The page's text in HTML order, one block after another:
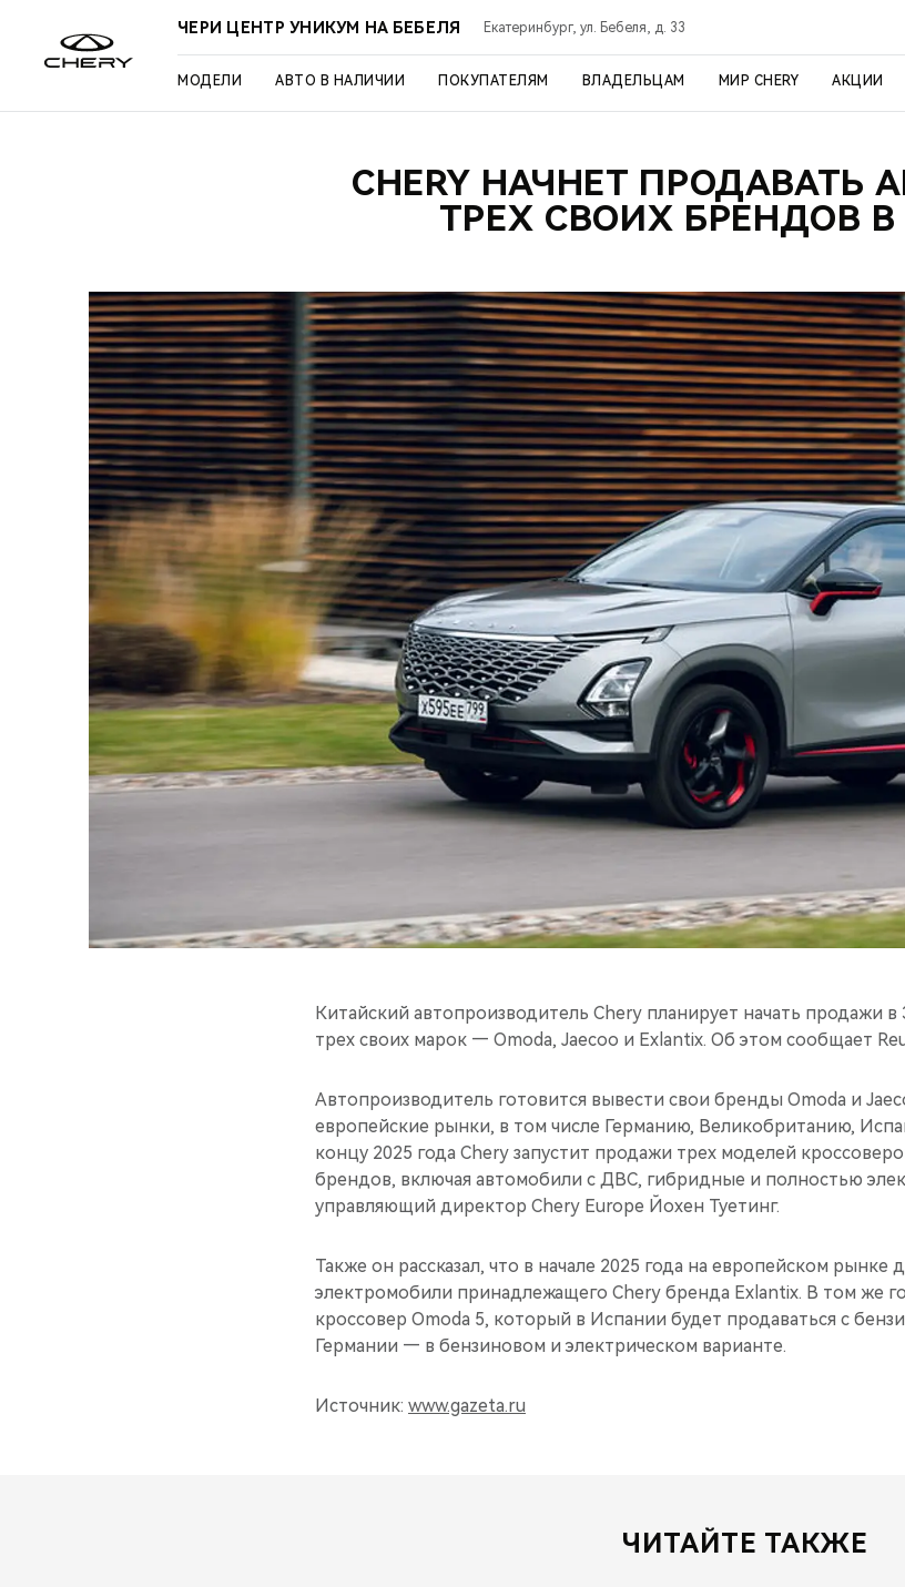
ЧЕРИ ЦЕНТР УНИКУМ НА БЕБЕЛЯ Екатеринбург, ул. Бебеля, д. 33
МОДЕЛИ АВТО В НАЛИЧИИ ПОКУПАТЕЛЯМ ВЛАДЕЛЬЦАМ МИР CHERY АКЦИИ
CHERY НАЧНЕТ ПРОДАВАТЬ
ТРЕХ СВОИХ БРЕНДОВ В
Китайский автопроизводитель Chery планирует начать продажи
трех своих марок — Omoda, Jaecoo и Exlantix. Об этом сообщает
Автопроизводитель готовится вывести свои бренды Omoda и
европейские рынки, в том числе Германию, Великобританию,
концу 2025 года Chery запустит продажи трех моделей
брендов, включая автомобили с ДВС, гибридные и полностью
управляющий директор Chery Europe Йохен Туетинг.
Также он рассказал, что в начале 2025 года на европейском рынке
электромобили принадлежащего Chery бренда Exlantix. В том же
кроссовер Omoda 5, который в Испании будет продаваться с
Германии — в бензиновом и электрическом варианте.
Источник: www.gazeta.ru
ЧИТАЙТЕ ТАКЖЕ